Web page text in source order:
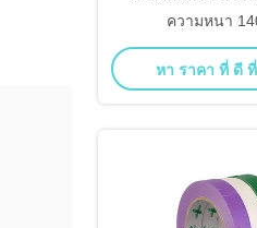
ความหนา
หา ราคา ที่ ดี